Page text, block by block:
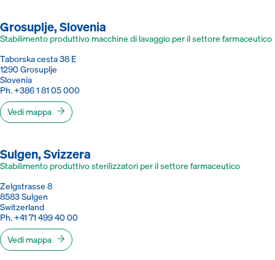
Grosuplje, Slovenia
Stabilimento produttivo macchine di lavaggio per il settore farmaceutico
Taborska cesta 38 E
1290 Grosuplje
Slovenia
Ph. +386 1 81 05 000
Vedi mappa
Sulgen, Svizzera
Stabilimento produttivo sterilizzatori per il settore farmaceutico
Zelgstrasse 8
8583 Sulgen
Switzerland
Ph. +41 71 499 40 00
Vedi mappa